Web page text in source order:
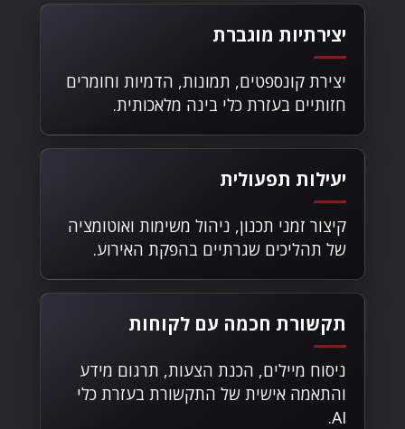
יצירתיות מוגברת
יצירת קונספטים, תמונות, הדמיות וחומרים
חזותיים בעזרת כלי בינה מלאכותית.
יעילות תפעולית
קיצור זמני תכנון, ניהול משימות ואוטומציה
של תהליכים שגרתיים בהפקת האירוע.
תקשורת חכמה עם לקוחות
ניסוח מיילים, הכנת הצעות, תרגום מידע
והתאמה אישית של התקשורת בעזרת כלי
AI.